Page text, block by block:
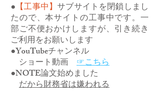
● 【工事中】サブサイトを閉鎖しまし
たので、本サイトの工事中です。一
部ご不便おかけしますが、引き続き
ご利用をお願いします
●YouTubeチャンネル
ショート動画 ☞こちら
●NOTE論文始めました
だから財務省は嫌われる